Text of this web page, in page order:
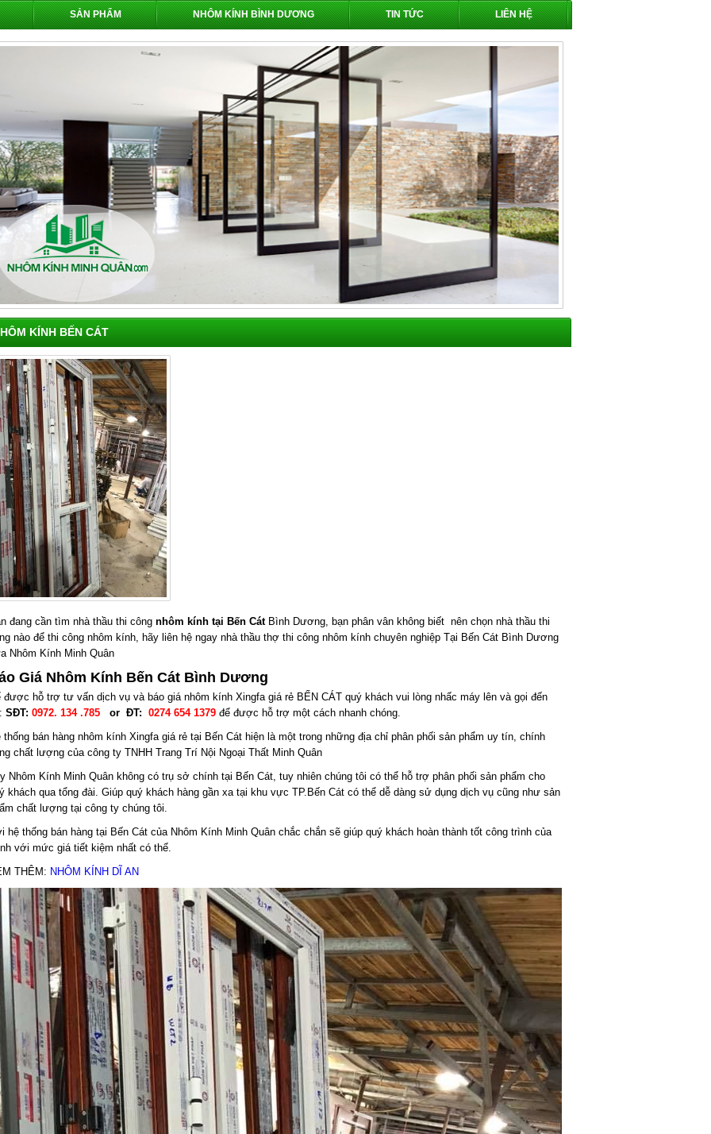
SẢN PHẨM NHÔM KÍNH BÌNH DƯƠNG TIN TỨC LIÊN HỆ
KÍNH BẾN CÁT
đang cần tìm nhà thầu thi công nhôm kính tại Bến CátBình Dương, bạn phân vân không biết nên chọn nhà thầu thi
nào để thi công nhôm kính, hãy liên hệ ngay nhà thầu thợ thi công nhôm kính chuyên nghiệp Tại Bến Cát Bình Dương
Nhôm Kính Minh Quân
Giá Nhôm Kính Bến Cát Bình Dương
được hỗ trợ tư vấn dịch vụ và báo giá nhôm kính Xingfa giá rẻ BẾN CÁT quý khách vui lòng nhấc máy lên và gọi đến
SĐT: 0972. 134 .785 or ĐT: 0274 654 1379 để được hỗ trợ một cách nhanh chóng.
thống bán hàng nhôm kính Xingfa giá rẻ tại Bến Cát hiện là một trong những địa chỉ phân phối sản phẩm uy tín, chính
chất lượng của công ty TNHH Trang Trí Nội Ngoại Thất Minh Quân
Nhôm Kính Minh Quân không có trụ sở chính tại Bến Cát, tuy nhiên chúng tôi có thể hỗ trợ phân phối sản phẩm cho
khách qua tổng đài. Giúp quý khách hàng gần xa tại khu vực TP.Bến Cát có thể dễ dàng sử dụng dịch vụ cũng như sản
chất lượng tại công ty chúng tôi.
hệ thống bán hàng tại Bến Cát của Nhôm Kính Minh Quân chắc chắn sẽ giúp quý khách hoàn thành tốt công trình của
với mức giá tiết kiệm nhất có thể.
THÊM: NHÔM KÍNH DĨ AN